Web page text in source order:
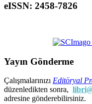
eISSN: 2458-7826
Yayın Gönderme
Çalışmalarınızı Editöryal
düzenledikten sonra,
adresine gönderebilirsiniz.